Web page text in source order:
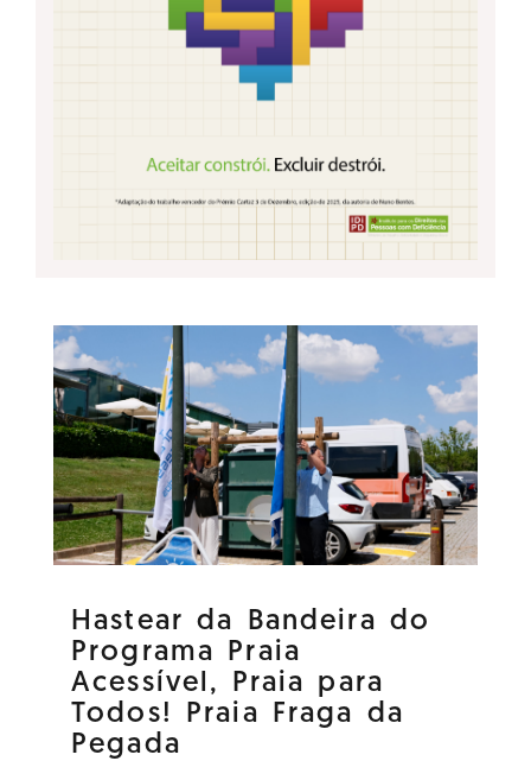
Hastear da Bandeira do
Programa Praia
Acessível, Praia para
Todos! Praia Fraga da
Pegada